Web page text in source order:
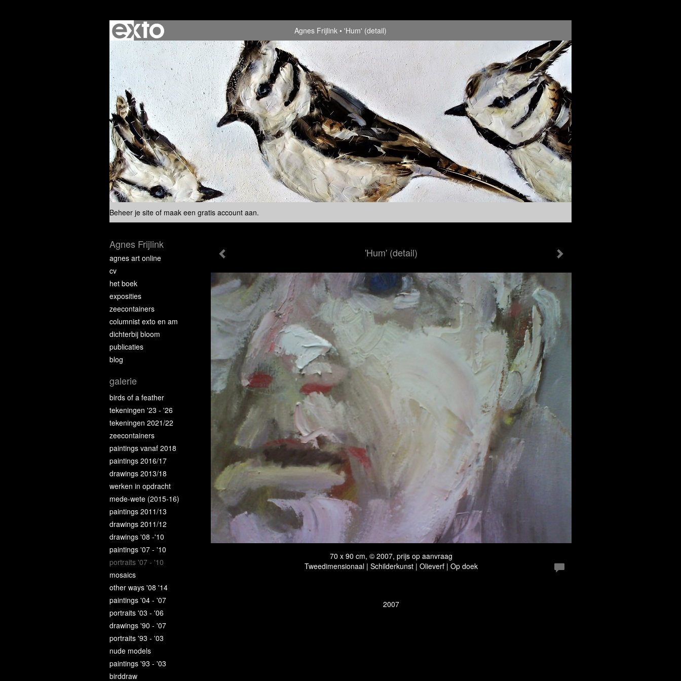
Agnes Frijlink 'Hum' (detail)
Beheer je site of maak een gratis account aan.
'Hum' (detail)
70 x 90 cm, © 2007, prijs op aanvraag
Tweedimensionaal | Schilderkunst | Olieverf | Op doek
2007
Agnes Frijlink
agnes art online
cv
het boek
exposities
zeecontainers
columnist exto en am
dichterbij bloom
publicaties
blog
galerie
birds of a feather
tekeningen '23 - '26
tekeningen 2021/22
zeecontainers
paintings vanaf 2018
paintings 2016/17
drawings 2013/18
werken in opdracht
mede-wete (2015-16)
paintings 2011/13
drawings 2011/12
drawings '08 -'10
paintings '07 - '10
portraits '07 - '10
mosaics
other ways '08 '14
paintings '04 - '07
portraits '03 - '06
drawings '90 - '07
portraits '93 - '03
nude models
paintings '93 - '03
birddraw